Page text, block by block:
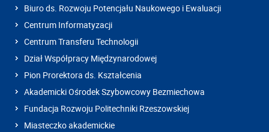
Biuro ds. Rozwoju Potencjału Naukowego i Ewaluacji
Centrum Informatyzacji
Centrum Transferu Technologii
Dział Współpracy Międzynarodowej
Pion Prorektora ds. Kształcenia
Akademicki Ośrodek Szybowcowy Bezmiechowa
Fundacja Rozwoju Politechniki Rzeszowskiej
Miasteczko akademickie